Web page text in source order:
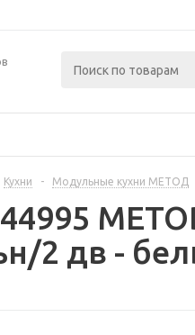
Кухни - Модульные кухни МЕТОД
2 дв -